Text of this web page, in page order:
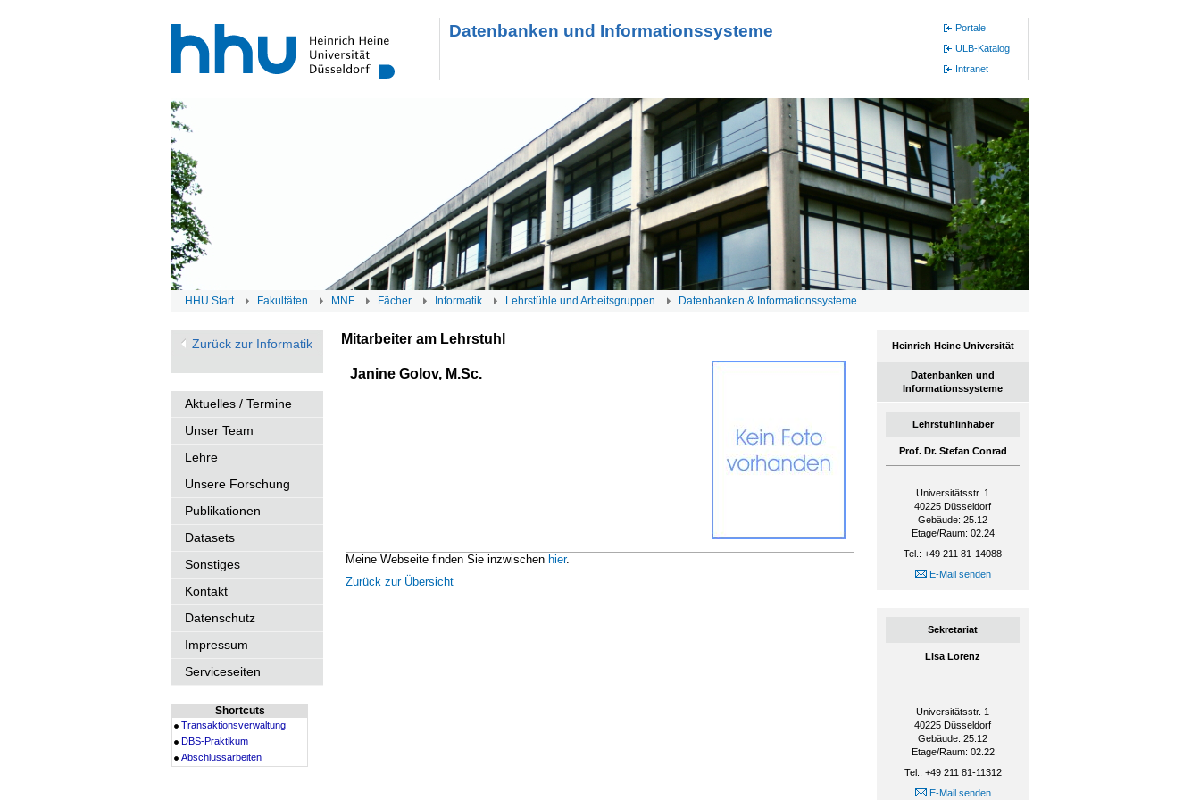
Datenbanken und Informationssysteme
Portale
ULB-Katalog
Intranet
HHU Start Fakultäten MNF Fächer Informatik Lehrstühle und Arbeitsgruppen Datenbanken & Informationssysteme
Zurück zur Informatik
Aktuelles / Termine
Unser Team
Lehre
Unsere Forschung
Publikationen
Datasets
Sonstiges
Kontakt
Datenschutz
Impressum
Serviceseiten
Shortcuts
Transaktionsverwaltung
DBS-Praktikum
Abschlussarbeiten
Mitarbeiter am Lehrstuhl
Janine Golov, M.Sc.
Meine Webseite finden Sie inzwischen hier.
Zurück zur Übersicht
Heinrich Heine Universität
Datenbanken und
Informationssysteme
Lehrstuhlinhaber
Prof. Dr. Stefan Conrad
Universitätsstr. 1
40225 Düsseldorf
Gebäude: 25.12
Etage/Raum: 02.24
Tel.: +49 211 81-14088
E-Mail senden
Sekretariat
Lisa Lorenz
Universitätsstr. 1
40225 Düsseldorf
Gebäude: 25.12
Etage/Raum: 02.22
Tel.: +49 211 81-11312
E-Mail senden